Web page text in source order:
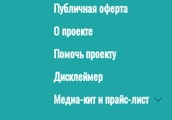
Публичная оферта
О проекте
Помочь проекту
Дисклеймер
Медиа-кит и прайс-лист